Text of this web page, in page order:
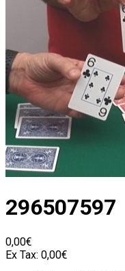
296507597
0,00€
Ex Tax: 0,00€